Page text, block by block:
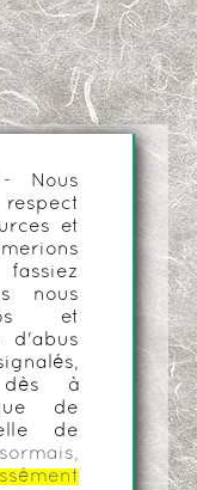
Nous
et
nous
et
d'abus
dès à
de
de